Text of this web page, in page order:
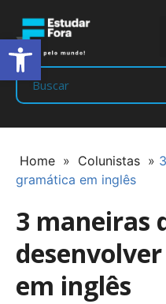
Home » Colunistas »
gramática em inglês
3 maneiras
em inglês
Abrir a barra de ferramentas